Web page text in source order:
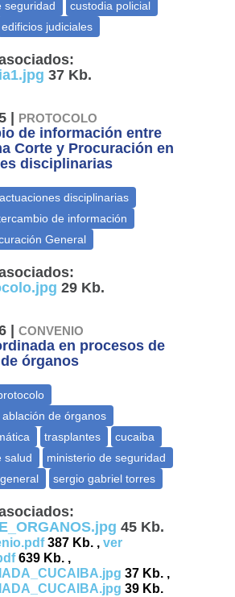
37 Kb.
| PROTOCOLO
de información entre
Corte y Procuración en
disciplinarias
29 Kb.
|CONVENIO
en procesos de
órganos
45 Kb.
387 Kb. ,ver
639 Kb. ,
37 Kb. ,
39 Kb.